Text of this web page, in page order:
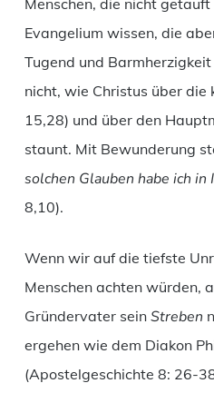
Menschen, die nicht
Evangelium wissen, die
Tugend und
nicht, wie Christus über die
15,28) und über den
staunt. Mit Bewunderung
solchen Glauben habe ich in
8,10).
Wenn wir auf die tiefste
Menschen achten würden,
Gründervater sein Streben
ergehen wie dem Diakon
(Apostelgeschichte 8: 26-